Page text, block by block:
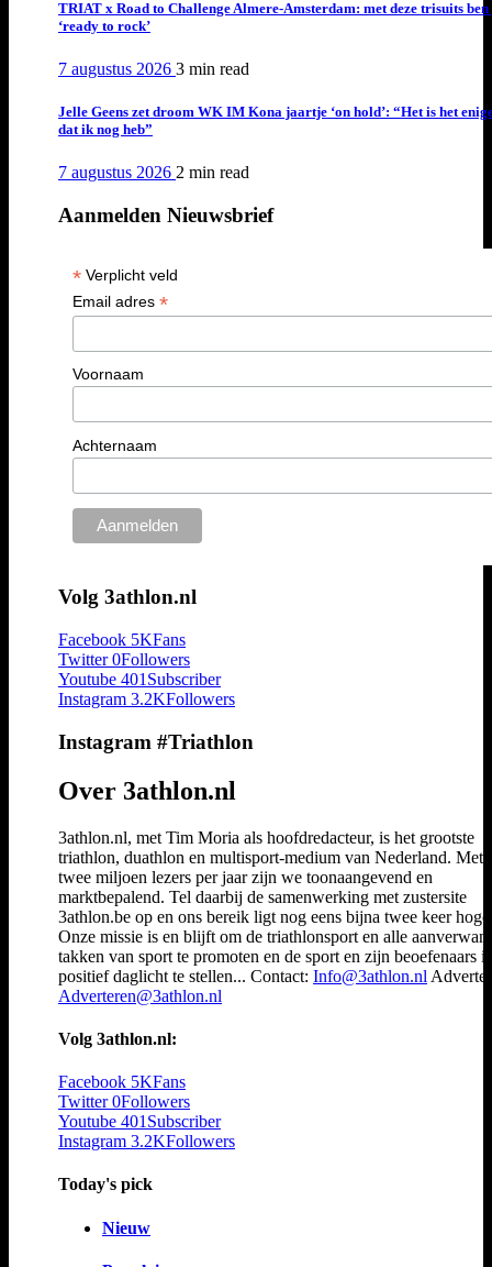
TRIAT x Road to Challenge Almere-Amsterdam: met deze trisuits ben
‘ready to rock’
7 augustus 2026 3 min read
Jelle Geens zet droom WK IM Kona jaartje ‘on hold’: “Het is het
dat ik nog heb”
7 augustus 2026 2 min read
Aanmelden Nieuwsbrief
*Verplicht veld
Email adres *
Voornaam
Achternaam
Volg 3athlon.nl
Facebook 5KFans
Twitter 0Followers
Youtube 401 Subscriber
Instagram 3.2KFollowers
Instagram #Triathlon
Over 3athlon.nl
3athlon.nl, met Tim Moria als hoofdredacteur, is het grootste
triathlon, duathlon en multisport-medium van Nederland. Met
twee miljoen lezers per jaar zijn we toonaangevend en
marktbepalend. Tel daarbij de samenwerking met zustersite
3athlon.be op en ons bereik ligt nog eens bijna twee keer
Onze missie is en blijft om de triathlonsport en alle
takken van sport te promoten en de sport en zijn beoefenaars
positief daglicht te stellen... Contact: Info@3athlon.nl
Adverteren@3athlon.nl
Volg 3athlon.nl:
Facebook 5KFans
Twitter 0Followers
Youtube 401 Subscriber
Instagram 3.2KFollowers
Today's pick
Nieuw